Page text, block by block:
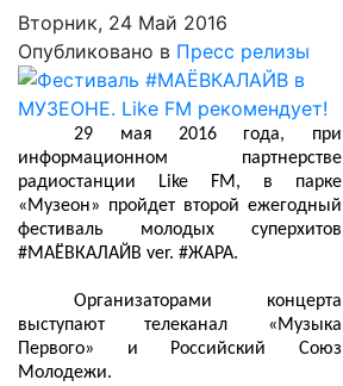
Вторник, 24 Май 2016
Опубликовано в Пресс релизы
29 мая 2016 года, при
информационном партнерстве
радиостанции Like FM, в парке
«Музеон» пройдет второй ежегодный
фестиваль молодых суперхитов
#МАЁВКАЛАЙВ ver. #ЖАРА.
Организаторами концерта
выступают телеканал «Музыка
Первого» и Российский Союз
Молодежи.